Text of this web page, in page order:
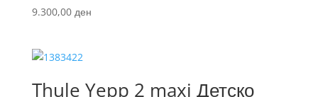
9.300,00 ден
Thule Yepp 2 maxi Детско